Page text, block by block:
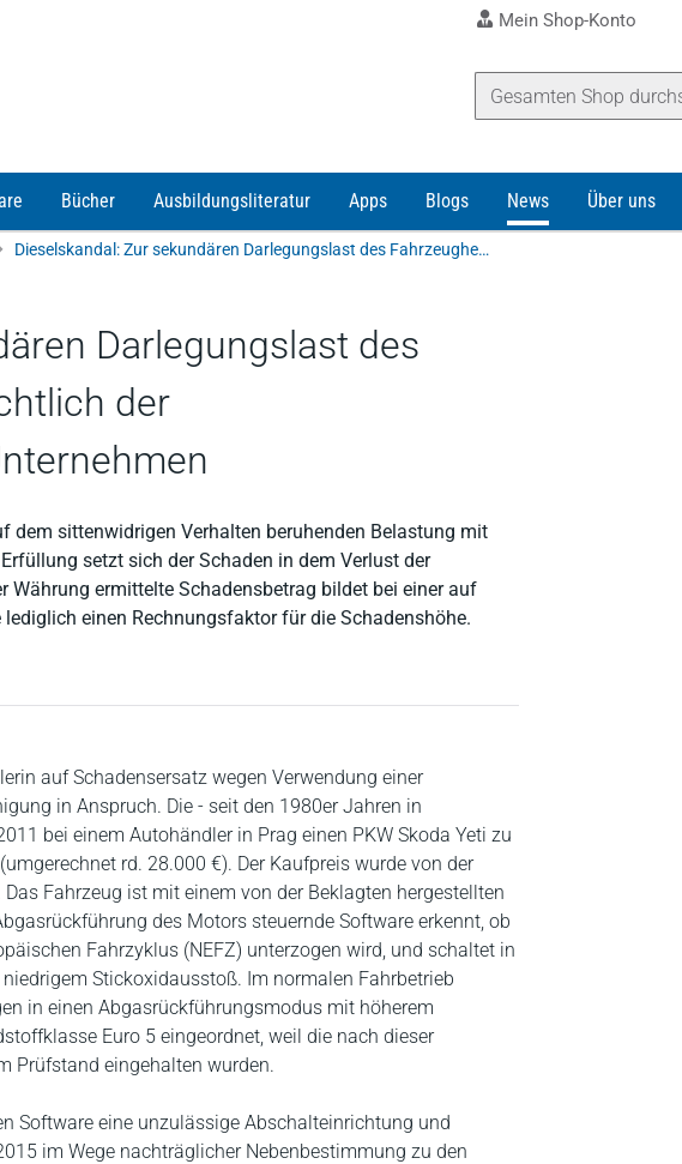
Mein Shop-Konto
Bücher Ausbildungsliteratur Apps Blogs News Über uns
Dieselskandal: Zur sekundären Darlegungslast des Fahrzeugherstellers hinsichtlich der Verantwortlichkeiten im Unternehmen
Darlegungslast des
der
dem sittenwidrigen Verhalten beruhenden Belastung mit
setzt sich der Schaden in dem Verlust der
ermittelte Schadensbetrag bildet bei einer auf
einen Rechnungsfaktor für die Schadenshöhe.
auf Schadensersatz wegen Verwendung einer
in Anspruch. Die - seit den 1980er Jahren in
bei einem Autohändler in Prag einen PKW Skoda Yeti zu
rd. 28.000 €). Der Kaufpreis wurde von der
Fahrzeug ist mit einem von der Beklagten hergestellten
des Motors steuernde Software erkennt, ob
Fahrzyklus (NEFZ) unterzogen wird, und schaltet in
Stickoxidausstoß. Im normalen Fahrbetrieb
in einen Abgasrückführungsmodus mit höherem
Euro 5 eingeordnet, weil die nach dieser
Prüfstand eingehalten wurden.
Software eine unzulässige Abschalteinrichtung und
im Wege nachträglicher Nebenbestimmung zu den